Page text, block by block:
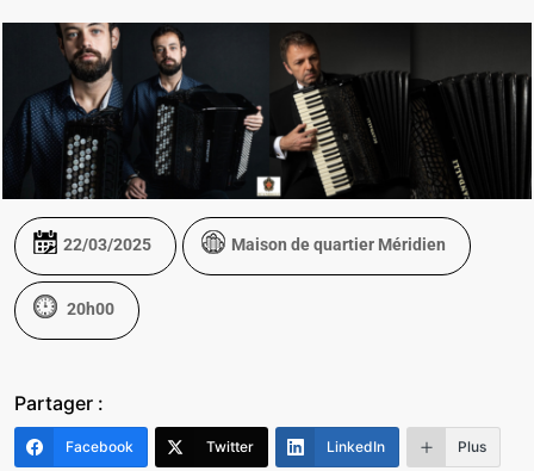
22/03/2025 Maison de quartier Méridien
20h00
Partager :
Facebook Twitter LinkedIn Plus